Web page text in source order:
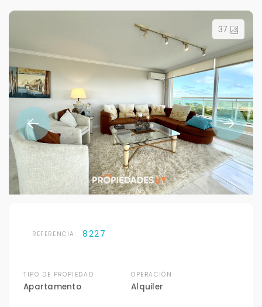
37
REFERENCIA: 8227
TIPO DE PROPIEDAD
Apartamento
OPERACIÓN
Alquiler